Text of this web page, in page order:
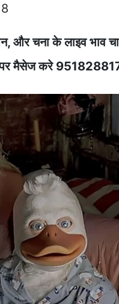
और चना के लाइव भाव
पर मैसेज करे